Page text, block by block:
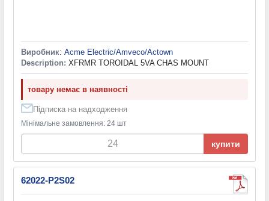
Виробник: Acme Electric/Amveco/Actown
Description: XFRMR TOROIDAL 5VA CHAS MOUNT
товару немає в наявності
Підписка на надходження
Мінімальне замовлення: 24 шт
купити
62022-P2S02